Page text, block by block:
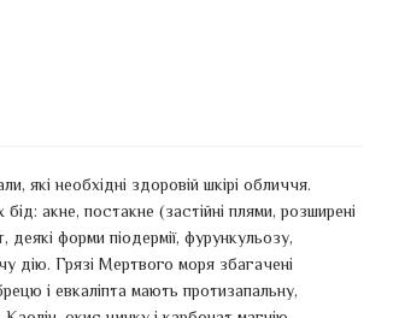
які необхідні здоровій шкірі обличчя.
акне, постакне (застійні плями, розширені
деякі форми піодермії, фурункульозу,
дію. Грязі Мертвого моря збагачені
і евкаліпта мають протизапальну,